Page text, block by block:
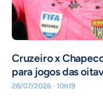
Cruzeiro x
para jogos das
28/07/2026 · 10h19